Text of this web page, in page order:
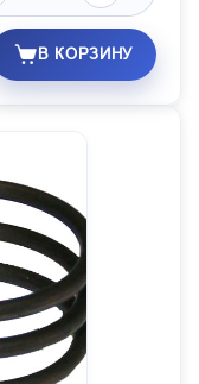
В КОРЗИНУ